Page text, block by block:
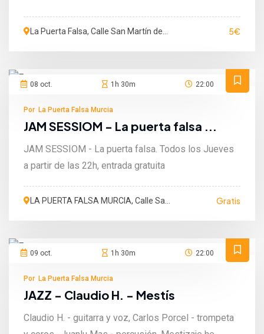
La Puerta Falsa, Calle San Martín de
5€
08 oct. 1h 30m 22:00
Por La Puerta Falsa Murcia
JAM SESSIOM - La puerta falsa ...
JAM SESSIOM - La puerta falsa. Todos los Jueves
a partir de las 22h, entrada gratuita
LA PUERTA FALSA MURCIA, Calle San
Gratis
09 oct. 1h 30m 22:00
Por La Puerta Falsa Murcia
JAZZ - Claudio H. - Mestís
Claudio H. - guitarra y voz, Carlos Porcel - trompeta